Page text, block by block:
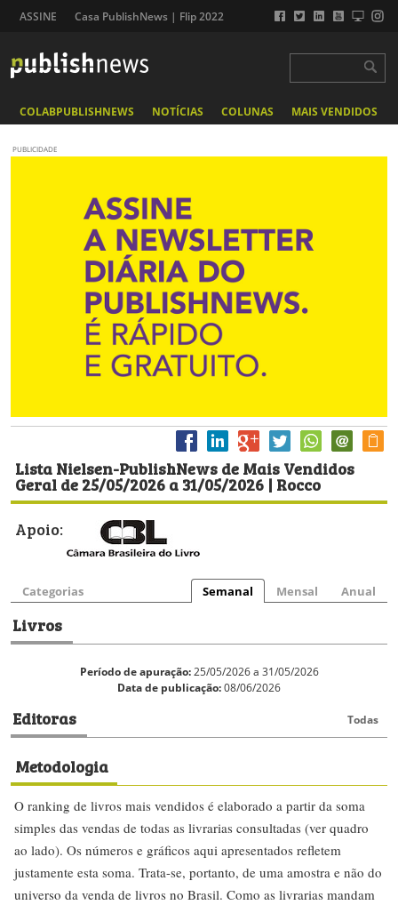
ASSINE Casa PublishNews | Flip 2022
COLABPUBLISHNEWS NOTÍCIAS COLUNAS MAIS VENDIDOS
PUBLICIDADE
Lista Nielsen-PublishNews de Mais Vendidos
Geral de 25/05/2026 a 31/05/2026 | Rocco
Apoio:
Categorias Semanal Mensal Anual
Livros
Período de apuração:25/05/2026 a 31/05/2026
Data de publicação:08/06/2026
Editoras Todas
Metodologia
O ranking de livros mais vendidos é elaborado a partir da soma
simples das vendas de todas as livrarias consultadas (ver quadro
ao lado). Os números e gráficos aqui apresentados refletem
justamente esta soma. Trata-se, portanto, de uma amostra e não do
universo da venda de livros no Brasil. Como as livrarias mandam